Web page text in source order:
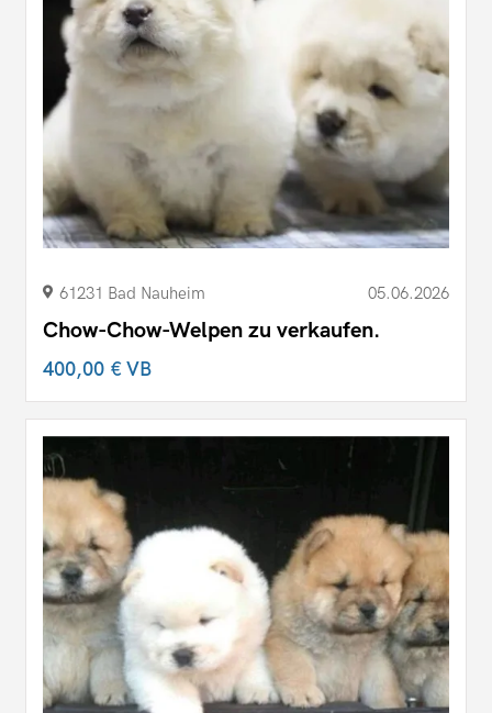
61231 Bad Nauheim 05.06.2026
Chow-Chow-Welpen zu verkaufen.
400,00 €VB